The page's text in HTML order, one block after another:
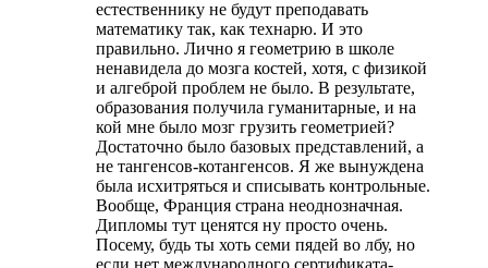
естественнику не будут преподавать
математику так, как технарю. И это
правильно. Лично я геометрию в школе
ненавидела до мозга костей, хотя, с физикой
и алгеброй проблем не было. В результате,
образования получила гуманитарные, и на
кой мне было мозг грузить геометрией?
Достаточно было базовых представлений, а
не тангенсов-котангенсов. Я же вынуждена
была исхитряться и списывать контрольные.
Вообще, Франция страна неоднозначная.
Дипломы тут ценятся ну просто очень.
Посему, будь ты хоть семи пядей во лбу, но
если нет международного сертификата-